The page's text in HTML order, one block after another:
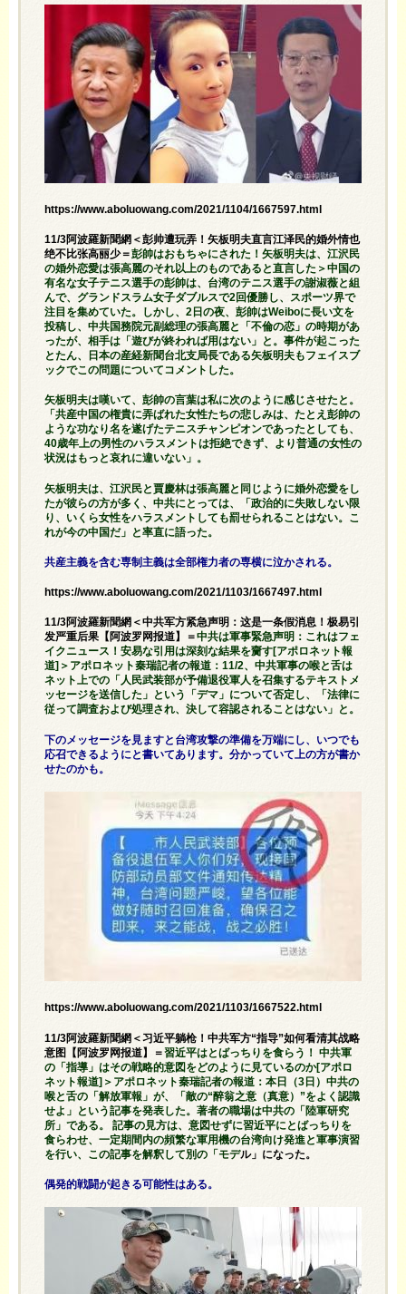
https://www.aboluowang.com/2021/1104/1667597.html
11/3阿波羅新聞網＜彭帅遭玩弄！矢板明夫直言江泽民的婚外情也
绝不比张高丽少＝彭帥はおもちゃにされた！矢板明夫は、江沢民
の婚外恋愛は張高麗のそれ以上のものであると直言した＞中国の
有名な女子テニス選手の彭帥は、台湾のテニス選手の謝淑薇と組
んで、グランドスラム女子ダブルスで2回優勝し、スポーツ界で
注目を集めていた。しかし、2日の夜、彭帥はWeiboに長い文を
投稿し、中共国務院元副総理の張高麗と「不倫の恋」の時期があ
ったが、相手は「遊びが終われば用はない」と。事件が起こった
とたん、日本の産経新聞台北支局長である矢板明夫もフェイスブ
ックでこの問題についてコメントした。
矢板明夫は嘆いて、彭帥の言葉は私に次のように感じさせたと。
「共産中国の権貴に弄ばれた女性たちの悲しみは、たとえ彭帥の
ような功なり名を遂げたテニスチャンピオンであったとしても、
40歳年上の男性のハラスメントは拒絶できず、より普通の女性の
状況はもっと哀れに違いない」。
矢板明夫は、江沢民と賈慶林は張高麗と同じように婚外恋愛をし
たが彼らの方が多く、中共にとっては、「政治的に失敗しない限
り、いくら女性をハラスメントしても罰せられることはない。こ
れが今の中国だ」と率直に語った。
共産主義を含む専制主義は全部権力者の専横に泣かされる。
https://www.aboluowang.com/2021/1103/1667497.html
11/3阿波羅新聞網＜中共军方紧急声明：这是一条假消息！极易引
发严重后果【阿波罗网报道】＝中共は軍事緊急声明：これはフェ
イクニュース！安易な引用は深刻な結果を齎す[アポロネット報
道]＞アポロネット秦瑞記者の報道：11/2、中共軍事の喉と舌は
ネット上での「人民武装部が予備退役軍人を召集するテキストメ
ッセージを送信した」という「デマ」について否定し、「法律に
従って調査および処理され、決して容認されることはない」と。
下のメッセージを見ますと台湾攻撃の準備を万端にし、いつでも
応召できるようにと書いてあります。分かっていて上の方が書か
せたのかも。
https://www.aboluowang.com/2021/1103/1667522.html
11/3阿波羅新聞網＜习近平躺枪！中共军方“指导”如何看清其战略
意图【阿波罗网报道】＝習近平はとばっちりを食らう！ 中共軍
の「指導」はその戦略的意図をどのように見ているのか[アポロ
ネット報道]＞アポロネット秦瑞記者の報道：本日（3日）中共の
喉と舌の「解放軍報」が、「敵の“醉翁之意（真意）”をよく認識
せよ」という記事を発表した。著者の職場は中共の「陸軍研究
所」である。 記事の見方は、意図せずに習近平にとばっちりを
食らわせ、一定期間内の頻繁な軍用機の台湾向け発進と軍事演習
を行い、この記事を解釈して別の「モデル」になった。
偶発的戦闘が起きる可能性はある。